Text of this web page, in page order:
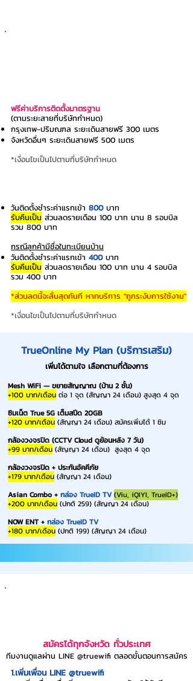
ฟรีค่าบริการติดตั้งมาตรฐาน
(ตามระยะสายที่บริษัทกำหนด)
กรุงเทพ-ปริมณฑล ระยะเดินสายฟรี 300 เมตร
จังหวัดอื่นๆ ระยะเดินสายฟรี 500 เมตร
*เงื่อนไขเป็นไปตามที่บริษัทกำหนด
วันติดตั้งชำระค่าแรกเข้า 800บาท
รับคืนเป็น ส่วนลดรายเดือน 100 บาท นาน 8 รอบบิล
รวม 800 บาท
กรณีลูกค้ามีชื่อในทะเบียนบ้าน
วันติดตั้งชำระค่าแรกเข้า 400บาท
รับคืนเป็น ส่วนลดรายเดือน 100 บาท นาน 4 รอบบิล
รวม 400 บาท
*ส่วนลดนี้จะสิ้นสุดทันที หากบริการ "ถูกระงับการใช้งาน"
*เงื่อนไขเป็นไปตามที่บริษัทกำหนด
TrueOnline My Plan (บริการเสริม)
เพิ่มได้ตามใจ เลือกตามที่ต้องการ
Mesh WiFi — ขยายสัญญาณ (บ้าน 2 ชั้น)
+100 บาท/เดือน ต่อ 1 จุด (สัญญา 24 เดือน) สูงสุด 4 จุด
ซิมเน็ต True 5G เต็มสปีด 20GB
+120 บาท/เดือน (สัญญา 24 เดือน) สมัครเพิ่มได้ 1 ซิม
กล้องวงจรปิด (CCTV Cloud ดูย้อนหลัง 7 วัน)
+99 บาท/เดือน (สัญญา 24 เดือน) สูงสุด 4 จุด
กล้องวงจรปิด + ประกันอัคคีภัย
+179 บาท/เดือน (สัญญา 24 เดือน)
Asian Combo + กล่อง TrueID TV (Viu, iQIYI, TrueID+)
+200 บาท/เดือน (ปกติ 259) (สัญญา 24 เดือน)
NOW ENT + กล่อง TrueID TV
+180 บาท/เดือน (ปกติ 199) (สัญญา 24 เดือน)
สมัครได้ทุกจังหวัด ทั่วประเทศ
ทีมงานดูแลผ่าน LINE @truewifi ตลอดขั้นตอนการสมัคร
1.เพิ่มเพื่อน LINE @truewifi